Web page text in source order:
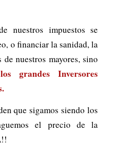
nuestros impuestos se
o financiar la sanidad, la
nuestros mayores, sino
grandes Inversores
que sigamos siendo los
el precio de la